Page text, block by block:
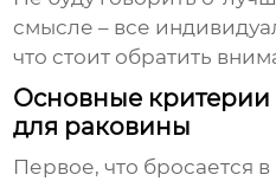
смысле – все
что стоит обратить
Основные критерии
для раковины
Первое, что бросается в